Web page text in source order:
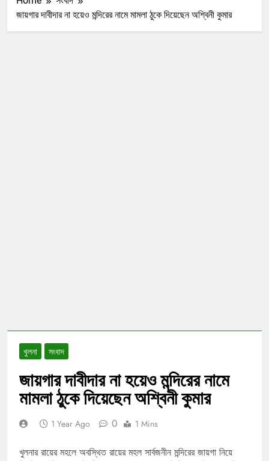
জায়গার দাবীদার না হয়েও মন্দিরের নামে মামলা ঠুকে দিয়েছেন অশ্বিনী কুমার
খুলনা সংবাদ
জায়গার দাবীদার না হয়েও মন্দিরের নামে
মামলা ঠুকে দিয়েছেন অশ্বিনী কুমার
1 Year Ago 0 1 Mins
খুলনার রায়ের মহলে অবস্থিত রায়ের মহল সার্বজনীন মন্দিরের জায়গা নিয়ে